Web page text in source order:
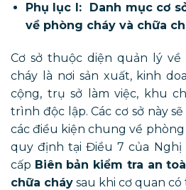
Phụ lục I: Danh mục cơ
về phòng cháy và chữa
Cơ sở thuộc diện quản lý về
cháy là nơi sản xuất, kinh
cộng, trụ sở làm việc, khu
trình độc lập. Các cơ sở này
các điều kiện chung về
quy định tại Điều 7 của
cấp Biên bản kiểm tra an
chữa cháy sau khi cơ quan